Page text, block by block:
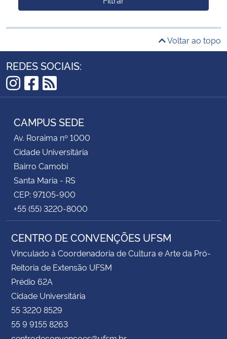
Voltar ao topo
REDES SOCIAIS:
Instagram
Facebook
RSS
CAMPUS SEDE
Av. Roraima nº 1000
Cidade Universitária
Bairro Camobi
Santa Maria - RS
CEP: 97105-900
+55 (55) 3220-8000
CENTRO DE CONVENÇÕES UFSM
Vinculado à Coordenadoria de Cultura e Arte da Pró-
Reitoria de Extensão UFSM
Prédio 62A
Cidade Universitária
55 3220 8529
55 9 9155 8263